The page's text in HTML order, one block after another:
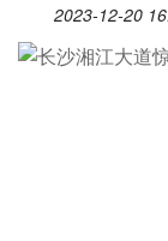
2023-12-20